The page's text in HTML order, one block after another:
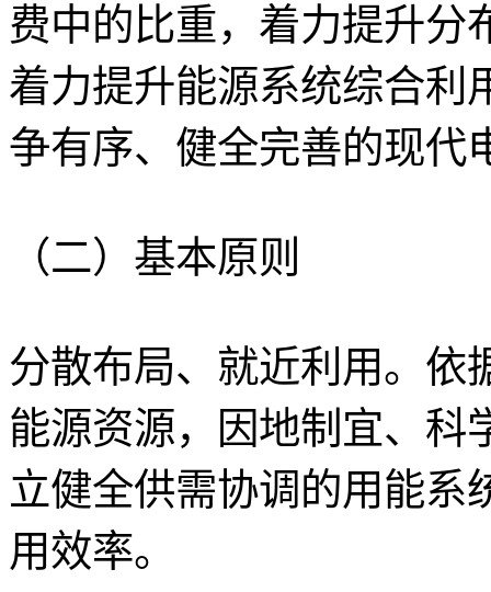
费中的比重，着力提升分
着力提升能源系统综合利
争有序、健全完善的现代
（二）基本原则
分散布局、就近利用。依
能源资源，因地制宜、科
立健全供需协调的用能系
用效率。